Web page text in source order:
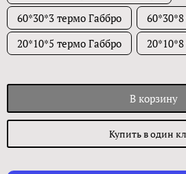
60*30*3 термо Габбро
20*10*5 термо Габбро
В корзину
Купить в один